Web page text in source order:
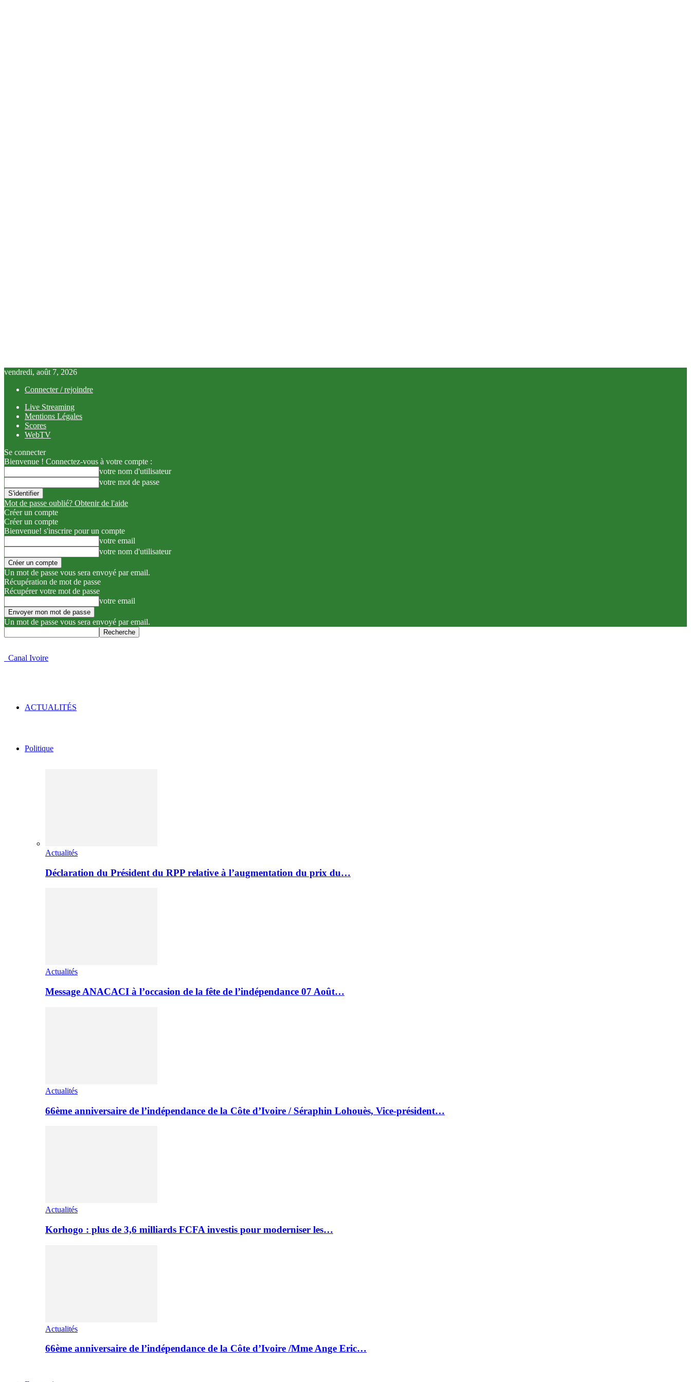
vendredi, août 7, 2026
Connecter / rejoindre
Live Streaming
Mentions Légales
Scores
WebTV
Se connecter
Bienvenue ! Connectez-vous à votre compte :
votre nom d'utilisateur
votre mot de passe
Mot de passe oublié? Obtenir de l'aide
Créer un compte
Créer un compte
Bienvenue! s'inscrire pour un compte
votre email
votre nom d'utilisateur
Un mot de passe vous sera envoyé par email.
Récupération de mot de passe
Récupérer votre mot de passe
votre email
Un mot de passe vous sera envoyé par email.
Canal Ivoire
ACTUALITÉS
Politique
Actualités
Déclaration du Président du RPP relative à l’augmentation du prix du…
Actualités
Message ANACACI à l’occasion de la fête de l’indépendance 07 Août…
Actualités
66ème anniversaire de l’indépendance de la Côte d’Ivoire / Séraphin Lohouès, Vice-président…
Actualités
Korhogo : plus de 3,6 milliards FCFA investis pour moderniser les…
Actualités
66ème anniversaire de l’indépendance de la Côte d’Ivoire /Mme Ange Eric…